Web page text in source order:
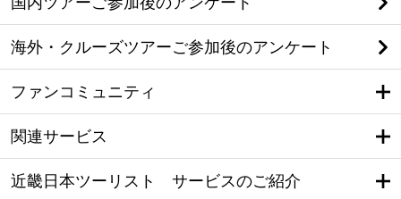
海外・クルーズツアーご参加後のアンケート
ファンコミュニティ
関連サービス
近畿日本ツーリスト サービスのご紹介